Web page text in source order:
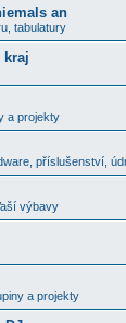
an
tabulatury
kraj
a projekty
příslušenství,
výbavy
a projekty